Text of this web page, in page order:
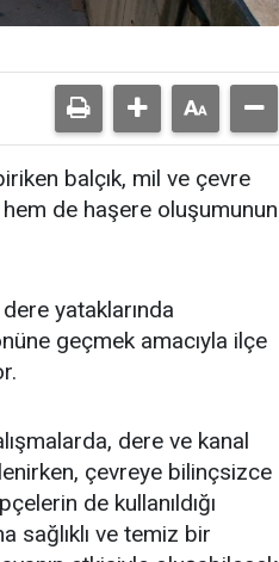
balçık, mil ve çevre
de haşere oluşumunun
yataklarında
geçmek amacıyla ilçe
dere ve kanal
çevreye bilinçsizce
de kullanıldığı
sağlıklı ve temiz bir